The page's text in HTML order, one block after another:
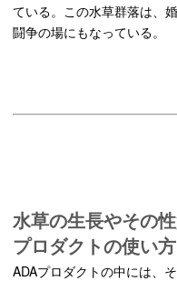
ている。この水草群落は、
闘争の場にもなっている。
水草の生長やその
プロダクトの使い方
ADAプロダクトの中には、